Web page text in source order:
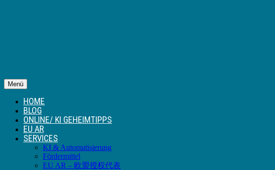
Menü
HOME
BLOG
ONLINE/ KI GEHEIMTIPPS
EU AR
SERVICES
KI & Automatisierung
Fördermittel
EU AR – 欧盟授权代表